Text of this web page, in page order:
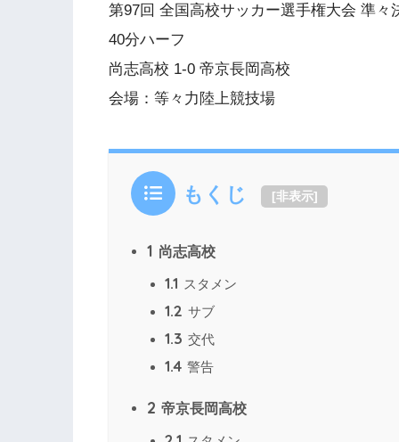
第97回 全国高校サッカー選手権大会 準々
40分ハーフ
尚志高校 1-0 帝京長岡高校
会場：等々力陸上競技場
もくじ [非表示]
1 尚志高校
1.1 スタメン
1.2 サブ
1.3 交代
1.4 警告
2 帝京長岡高校